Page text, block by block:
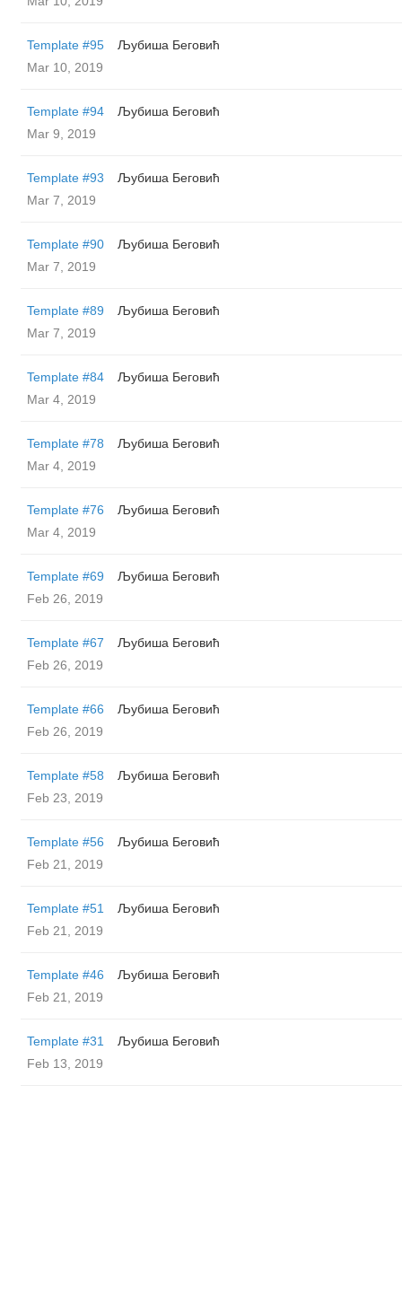
Template #95
Љубиша Беговић
Mar 10, 2019
Template #94
Љубиша Беговић
Mar 9, 2019
Template #93
Љубиша Беговић
Mar 7, 2019
Template #90
Љубиша Беговић
Mar 7, 2019
Template #89
Љубиша Беговић
Mar 7, 2019
Template #84
Љубиша Беговић
Mar 4, 2019
Template #78
Љубиша Беговић
Mar 4, 2019
Template #76
Љубиша Беговић
Mar 4, 2019
Template #69
Љубиша Беговић
Feb 26, 2019
Template #67
Љубиша Беговић
Feb 26, 2019
Template #66
Љубиша Беговић
Feb 26, 2019
Template #58
Љубиша Беговић
Feb 23, 2019
Template #56
Љубиша Беговић
Feb 21, 2019
Template #51
Љубиша Беговић
Feb 21, 2019
Template #46
Љубиша Беговић
Feb 21, 2019
Template #31
Љубиша Беговић
Feb 13, 2019